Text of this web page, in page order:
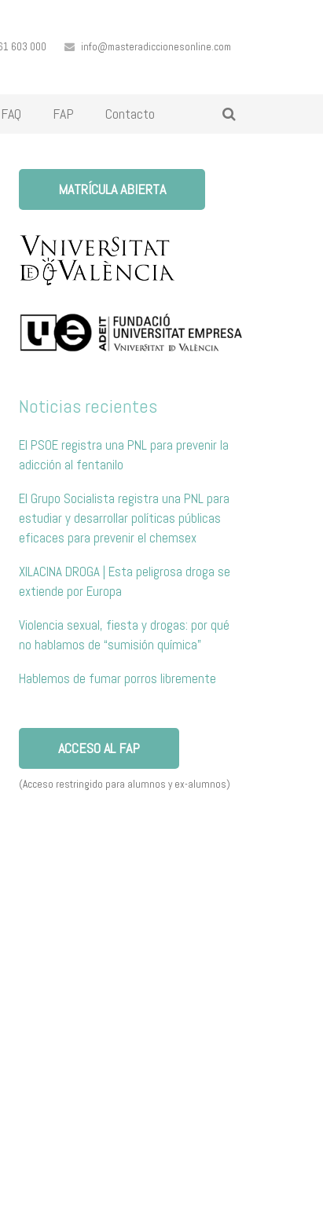
603 000 info@masteradiccionesonline.com
FAQ FAP Contacto
MATRÍCULA ABIERTA
Noticias recientes
El PSOE registra una PNL para prevenir la
adicción al fentanilo
El Grupo Socialista registra una PNL para
estudiar y desarrollar políticas públicas
eficaces para prevenir el chemsex
XILACINA DROGA | Esta peligrosa droga se
extiende por Europa
Violencia sexual, fiesta y drogas: por qué
no hablamos de “sumisión química”
Hablemos de fumar porros libremente
ACCESO AL FAP
(Acceso restringido para alumnos y ex-alumnos)